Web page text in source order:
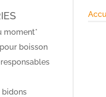
moment*
boisson